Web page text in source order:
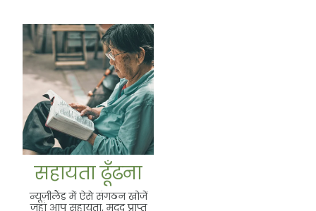
सहायता ढूँढना
सहायता ढूँढना
न्यूज़ीलैंड में ऐसे संगठन खोजें